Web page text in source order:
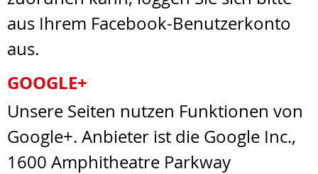
aus Ihrem Facebook-Benutzerkonto
aus.
GOOGLE+
Unsere Seiten nutzen Funktionen von
Google+. Anbieter ist die Google Inc.,
1600 Amphitheatre Parkway